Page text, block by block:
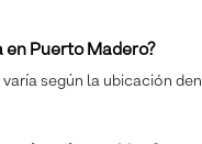
Puerto Madero?
según la ubicación